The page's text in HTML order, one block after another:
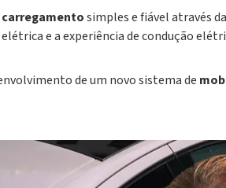
simples e fiável através
e a experiência de condução
de um novo sistema de